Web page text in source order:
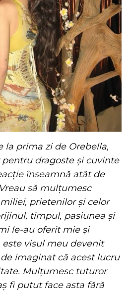
la prima zi de Orebella,
dragoste și cuvinte
înseamnă atât de
să mulțumesc
prietenilor și celor
timpul, pasiunea și
le-au oferit mie și
visul meu devenit
imaginat că acest lucru
Mulțumesc tuturor
fi putut face asta fără